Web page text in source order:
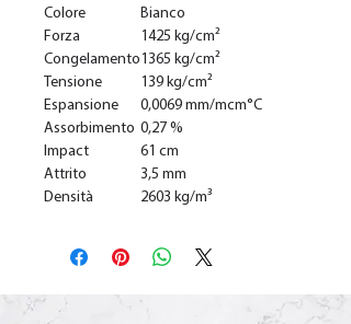
Colore
Bianco
Forza
1425 kg/cm²
Congelamento 1365 kg/cm²
Tensione
139 kg/cm²
Espansione
0,0069 mm/mcm°C
Assorbimento 0,27 %
Impact
61 cm
Attrito
3,5 mm
Densità
2603 kg/m³